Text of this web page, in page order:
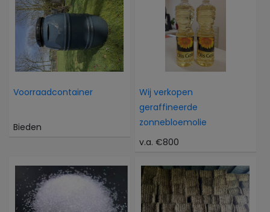
Voorraadcontainer
Bieden
Wij verkopen
geraffineerde
zonnebloemolie
v.a. €800